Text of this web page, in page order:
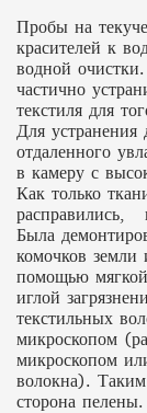
Пробы на
красителей к
водной
частично
текстиля для
Для
отдаленного
в камеру с
Как только
расправились,
Была
комочков земли
помощью
иглой
текстильных
микроскопом
микроскопом
волокна).
сторона пелены.